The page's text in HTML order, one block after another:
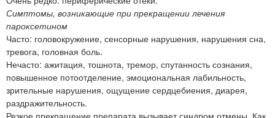
Симптомы, возникающие при прекращении лечения
пароксетином
Часто: головокружение, сенсорные нарушения, нарушения сна,
тревога, головная боль.
Нечасто: ажитация, тошнота, тремор, спутанность сознания,
повышенное потоотделение, эмоциональная лабильность,
зрительные нарушения, ощущение сердцебиения, диарея,
раздражительность.
Резкое прекращение препарата вызывает синдром отмены. Как